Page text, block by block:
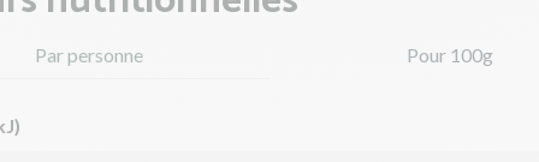
Par personne Pour 100g